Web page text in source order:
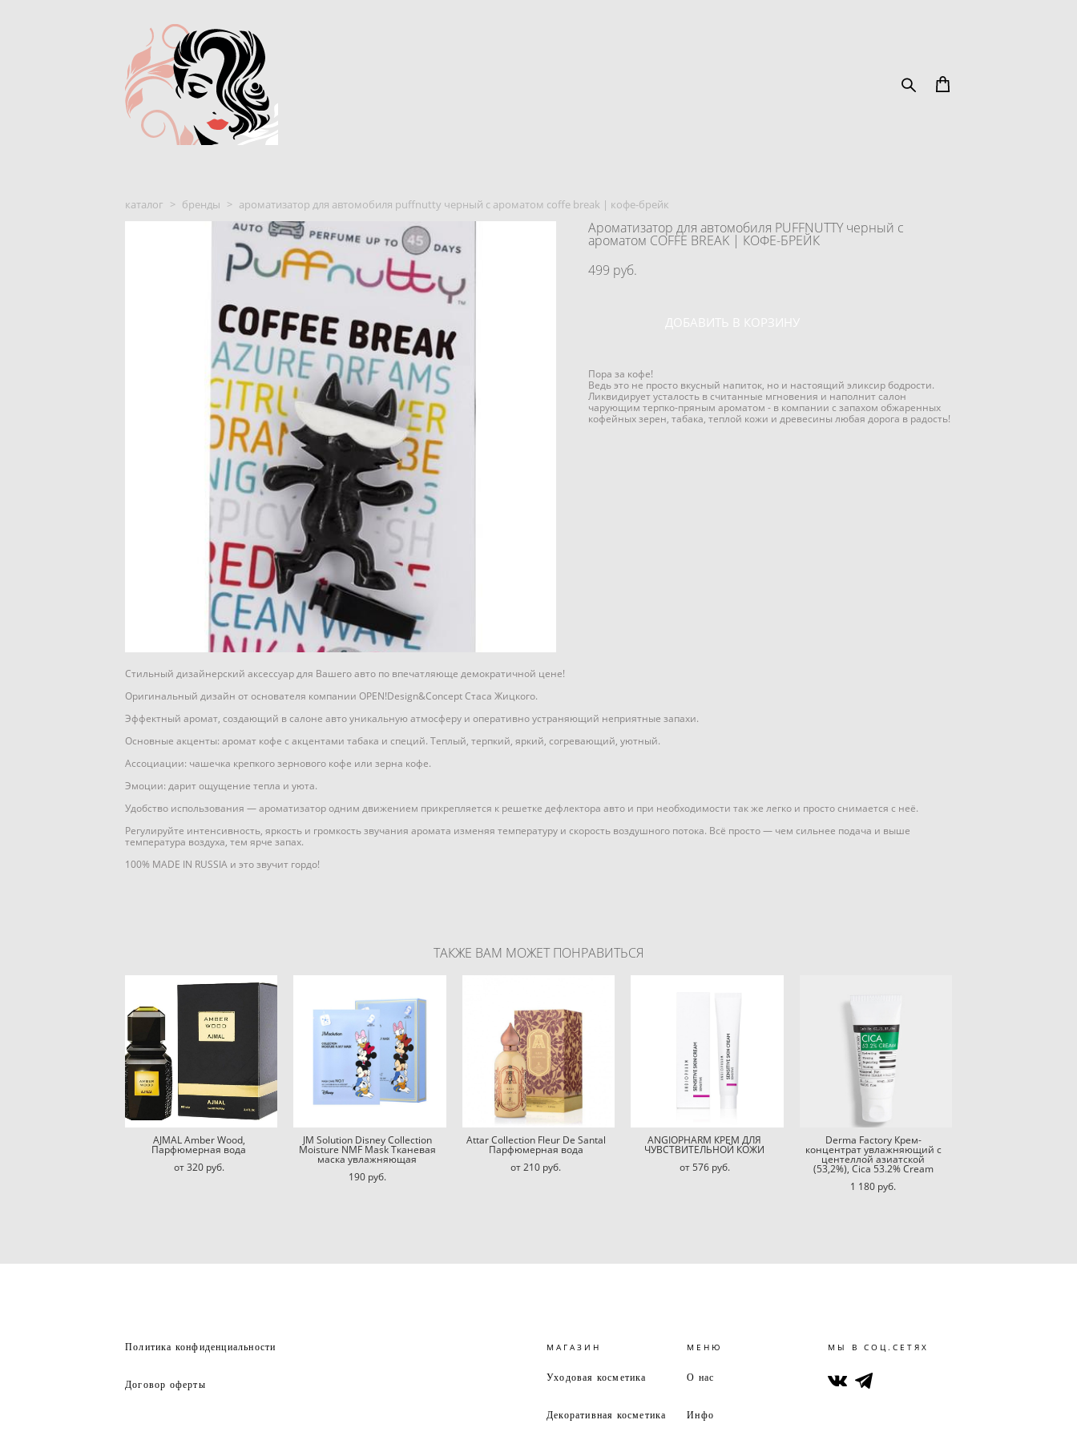
каталог > бренды > ароматизатор для автомобиля puffnutty черный с ароматом coffe break | кофе-брейк
Ароматизатор для автомобиля PUFFNUTTY черный с
ароматом COFFE BREAK | КОФЕ-БРЕЙК
499 pуб.
ДОБАВИТЬ В КОРЗИНУ
Пора за кофе!
Ведь это не просто вкусный напиток, но и настоящий эликсир бодрости.
Ликвидирует усталость в считанные мгновения и наполнит салон
чарующим терпко-пряным ароматом - в компании с запахом обжаренных
кофейных зерен, табака, теплой кожи и древесины любая дорога в радость!
Стильный дизайнерский аксессуар для Вашего авто по впечатляюще демократичной цене!
Оригинальный дизайн от основателя компании OPEN!Design&Concept Стаса Жицкого.
Эффектный аромат, создающий в салоне авто уникальную атмосферу и оперативно устраняющий неприятные запахи.
Основные акценты: аромат кофе с акцентами табака и специй. Теплый, терпкий, яркий, согревающий, уютный.
Ассоциации: чашечка крепкого зернового кофе или зерна кофе.
Эмоции: дарит ощущение тепла и уюта.
Удобство использования — ароматизатор одним движением прикрепляется к решетке дефлектора авто и при необходимости так же легко и просто снимается с неё.
Регулируйте интенсивность, яркость и громкость звучания аромата изменяя температуру и скорость воздушного потока. Всё просто — чем сильнее подача и выше
температура воздуха, тем ярче запах.
100% MADE IN RUSSIA и это звучит гордо!
ТАКЖЕ ВАМ МОЖЕТ ПОНРАВИТЬСЯ
AJMAL Amber Wood,
Парфюмерная вода
от 320 pуб.
JM Solution Disney Collection
Moisture NMF Mask Тканевая
маска увлажняющая
190 pуб.
Attar Collection Fleur De Santal
Парфюмерная вода
от 210 pуб.
ANGIOPHARM КРЕМ ДЛЯ
ЧУВСТВИТЕЛЬНОЙ КОЖИ
от 576 pуб.
Derma Factory Крем-
концентрат увлажняющий с
центеллой азиатской
(53,2%), Cica 53.2% Cream
1 180 pуб.
Политика конфиденциальности
Договор оферты
МАГАЗИН
Уходовая косметика
Декоративная косметика
МЕНЮ
О нас
Инфо
МЫ В СОЦ.СЕТЯХ